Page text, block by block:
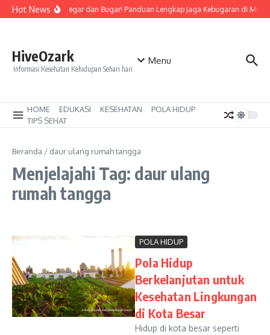
Lewati ke konten
Hot NewsTetap Segar dan Bugar! Panduan Lengkap Jaga Kebugaran di
HiveOzark
Informasi Kesehatan Kehidupan Sehari hari
Menu
HOME EDUKASI KESEHATAN
POLA HIDUP
TIPS SEHAT
Beranda / daur ulang rumah tangga
Menjelajahi Tag: daur ulang
rumah tangga
POLA HIDUP
Pola Hidup
Berkelanjutan untuk
Kesehatan Lingkungan
di Kota Besar
Hidup di kota besar seperti